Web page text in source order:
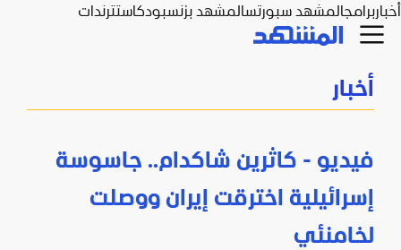
أخباربرامجالمشهد سبورتسالمشهد بزنسبودكاستترندات
أخبار
فيديو - كاثرين شاكدام.. جاسوسة
إسرائيلية اخترقت إيران ووصلت
لخامنئي